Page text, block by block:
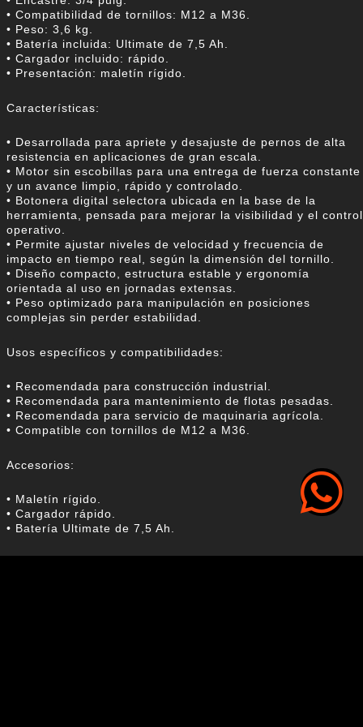
• Compatibilidad de tornillos: M12 a M36.
• Peso: 3,6 kg.
• Batería incluida: Ultimate de 7,5 Ah.
• Cargador incluido: rápido.
• Presentación: maletín rígido.
Características:
• Desarrollada para apriete y desajuste de pernos de alta
resistencia en aplicaciones de gran escala.
• Motor sin escobillas para una entrega de fuerza constante
y un avance limpio, rápido y controlado.
• Botonera digital selectora ubicada en la base de la
herramienta, pensada para mejorar la visibilidad y el control
operativo.
• Permite ajustar niveles de velocidad y frecuencia de
impacto en tiempo real, según la dimensión del tornillo.
• Diseño compacto, estructura estable y ergonomía
orientada al uso en jornadas extensas.
• Peso optimizado para manipulación en posiciones
complejas sin perder estabilidad.
Usos específicos y compatibilidades:
• Recomendada para construcción industrial.
• Recomendada para mantenimiento de flotas pesadas.
• Recomendada para servicio de maquinaria agrícola.
• Compatible con tornillos de M12 a M36.
Accesorios:
• Maletín rígido.
• Cargador rápido.
• Batería Ultimate de 7,5 Ah.